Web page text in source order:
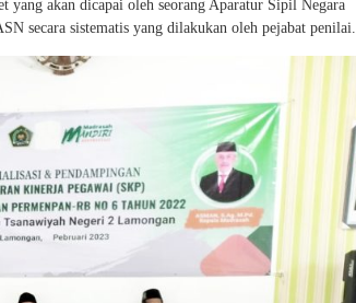
yang akan dicapai oleh seorang Aparatur Sipil Negara
secara sistematis yang dilakukan oleh pejabat penilai.